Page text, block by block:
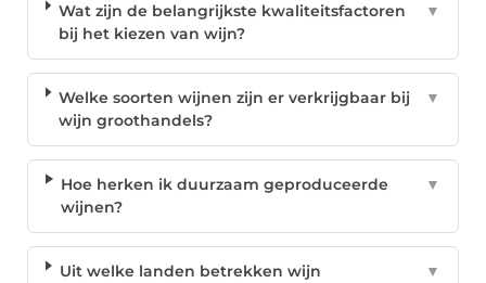
Wat zijn de belangrijkste kwaliteitsfactoren
bij het kiezen van wijn?
▼
Welke soorten wijnen zijn er verkrijgbaar bij
wijn groothandels?
▼
Hoe herken ik duurzaam geproduceerde
wijnen?
▼
Uit welke landen betrekken wijn
▼